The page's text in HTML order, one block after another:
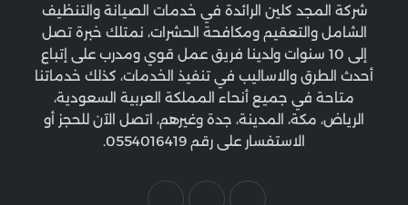
شركة المجد كلين الرائدة في خدمات الصيانة والتنظيف
الشامل والتعقيم ومكافحة الحشرات، نمتلك خبرة تصل
إلى 10 سنوات ولدينا فريق عمل قوي ومدرب على إتباع
أحدث الطرق والاساليب في تنفيذ الخدمات، كذلك خدماتنا
متاحة في جميع أنحاء المملكة العربية السعودية،
الرياض، مكة، المدينة، جدة وغيرهم، اتصل الآن للحجز أو
الاستفسار على رقم 0554016419.